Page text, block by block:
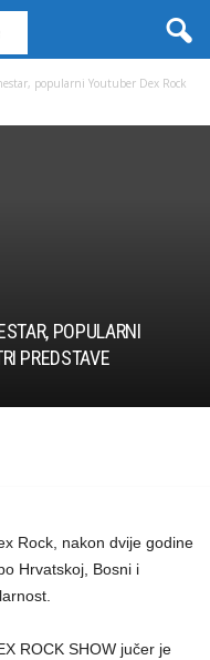
popularni Youtuber Dex Rock
POPULARNI
PREDSTAVE
Rock, nakon dvije godine
Hrvatskoj, Bosni i
ROCK SHOW jučer je